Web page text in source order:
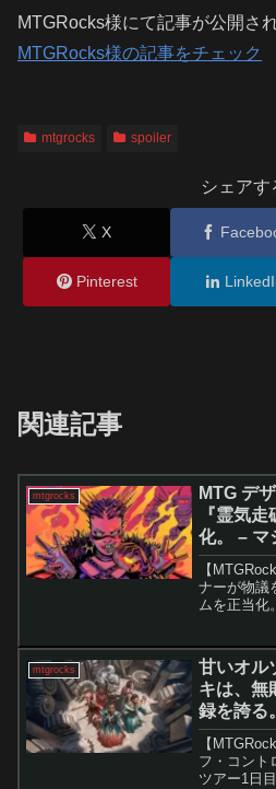
MTGRocks様にて記事が公開さ
MTGRocks様の記事をチェック
mtgrocks spoiler
シェアす
X
Pinterest
関連記事
mtgrocks
MTG デ
『霊気
化。 – マ
グ
【
ナーが物議
ムを正当
するまでに
多くのプ...
mtgrocks
甘いオル
キは、無
録を誇る
ザリング
【
フ・コント
ツアー1日